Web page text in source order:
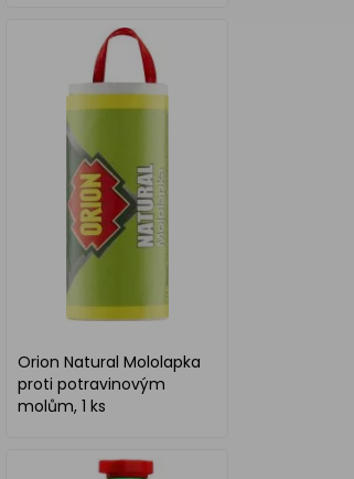
Orion Natural Mololapka
proti potravinovým
molům, 1 ks